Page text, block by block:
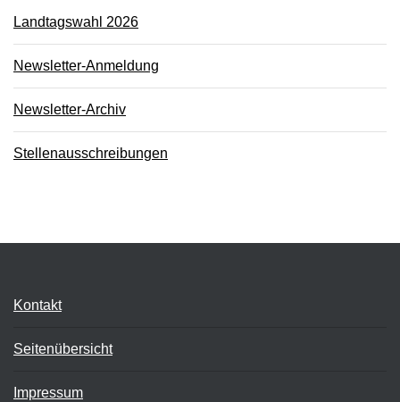
Landtagswahl 2026
Newsletter-Anmeldung
Newsletter-Archiv
Stellenausschreibungen
Kontakt
Seitenübersicht
Impressum